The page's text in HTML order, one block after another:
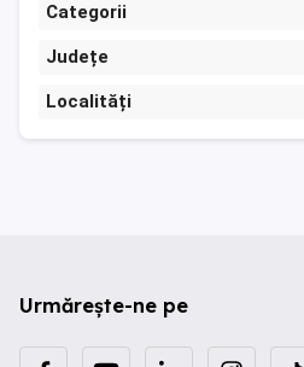
Categorii
Județe
Localități
Urmărește-ne pe